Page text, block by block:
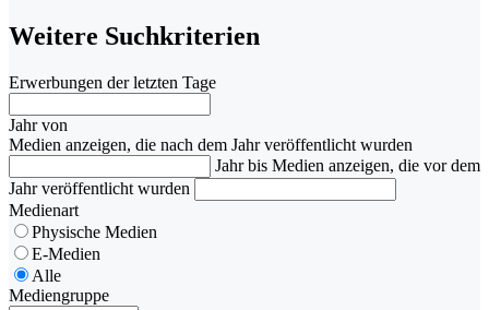
Weitere Suchkriterien
Erwerbungen der letzten Tage
Jahr von
Medien anzeigen, die nach dem Jahr veröffentlicht wurden
Jahr bis Medien anzeigen, die vor dem
Jahr veröffentlicht wurden
Medienart
Physische Medien
E-Medien
Alle
Mediengruppe